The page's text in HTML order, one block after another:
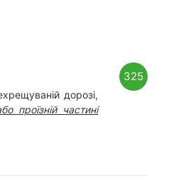
дорозі,
проїзній частині
325